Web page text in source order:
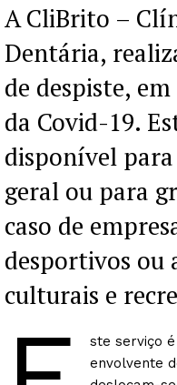
A CliBrito –
Dentária,
de despiste,
da Covid-19.
disponível
geral ou para
caso de
desportivos ou
culturais e
ste serviço
envolvente